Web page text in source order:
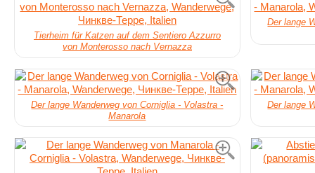
Tierheim für Katzen auf dem Sentiero Azzurro
von Monterosso nach Vernazza
Der lange
Der lange Wanderweg von Corniglia - Volastra -
Manarola
Der lange